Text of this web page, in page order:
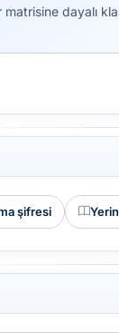
matrisine dayalı
şifresi